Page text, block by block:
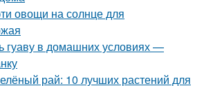
овощи на солнце для
гуаву в домашних условиях —
рай: 10 лучших растений для